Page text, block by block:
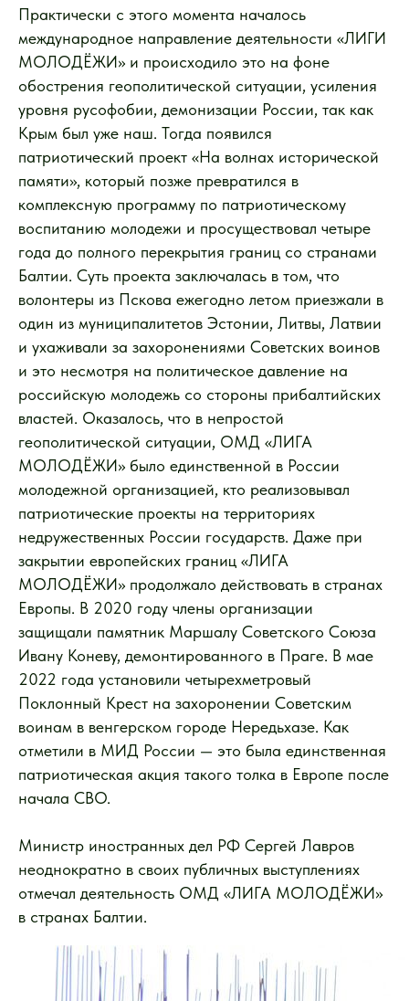
Практически с этого момента началось
международное направление деятельности «ЛИГИ
МОЛОДЁЖИ» и происходило это на фоне
обострения геополитической ситуации, усиления
уровня русофобии, демонизации России, так как
Крым был уже наш. Тогда появился
патриотический проект «На волнах исторической
памяти», который позже превратился в
комплексную программу по патриотическому
воспитанию молодежи и просуществовал четыре
года до полного перекрытия границ со странами
Балтии. Суть проекта заключалась в том, что
волонтеры из Пскова ежегодно летом приезжали в
один из муниципалитетов Эстонии, Литвы, Латвии
и ухаживали за захоронениями Советских воинов
и это несмотря на политическое давление на
российскую молодежь со стороны прибалтийских
властей. Оказалось, что в непростой
геополитической ситуации, ОМД «ЛИГА
МОЛОДЁЖИ» было единственной в России
молодежной организацией, кто реализовывал
патриотические проекты на территориях
недружественных России государств. Даже при
закрытии европейских границ «ЛИГА
МОЛОДЁЖИ» продолжало действовать в странах
Европы. В 2020 году члены организации
защищали памятник Маршалу Советского Союза
Ивану Коневу, демонтированного в Праге. В мае
2022 года установили четырехметровый
Поклонный Крест на захоронении Советским
воинам в венгерском городе Нередьхазе. Как
отметили в МИД России — это была единственная
патриотическая акция такого толка в Европе после
начала СВО.
Министр иностранных дел РФ Сергей Лавров
неоднократно в своих публичных выступлениях
отмечал деятельность ОМД «ЛИГА МОЛОДЁЖИ»
в странах Балтии.